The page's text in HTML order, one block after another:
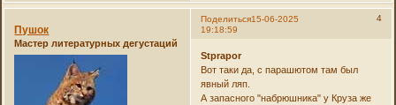
Поделиться 4
15-06-2025
19:18:59
Пушок
Мастер литературных дегустаций
Stprapor
Вот таки да, с парашютом там был
явный ляп.
А запасного "набрюшника" у Круза же